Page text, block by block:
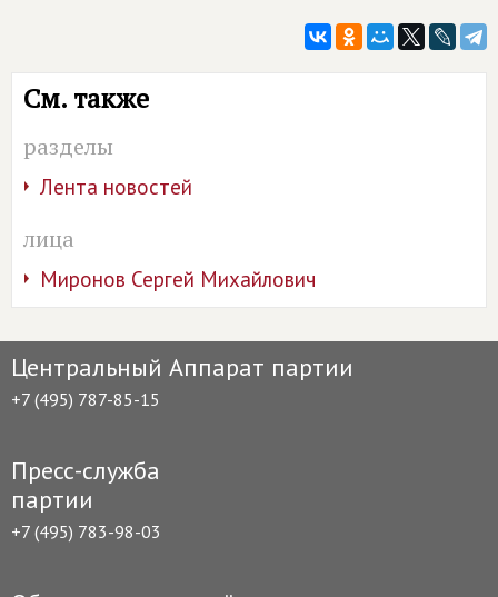
См. также
разделы
Лента новостей
лица
Миронов Сергей Михайлович
Центральный Аппарат партии
+7 (495) 787-85-15
Пресс-служба
партии
+7 (495) 783-98-03